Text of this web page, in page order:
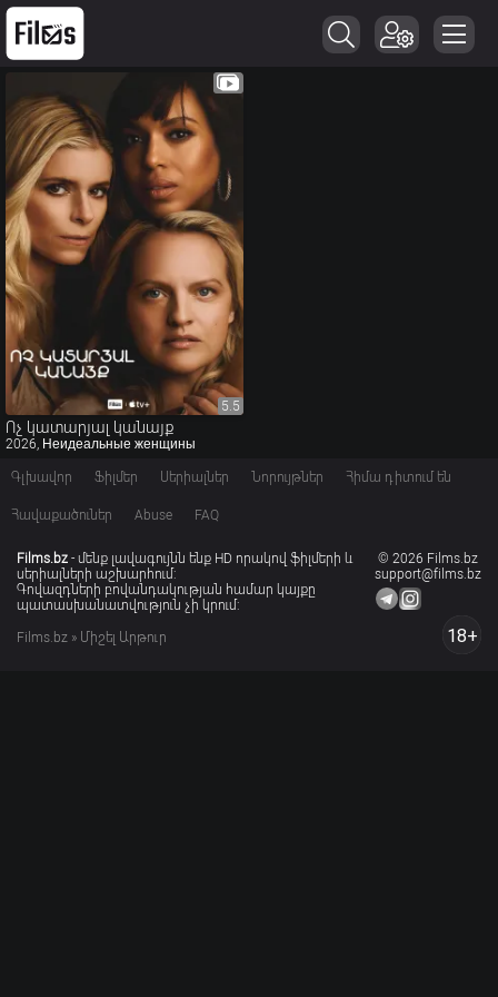
5.5
5.5
Ոչ կատարյալ կանայք
2026, Неидеальные женщины
Գլխավոր Ֆիլմեր Սերիալներ Նորույթներ Հիմա դիտում են
Հավաքածուներ Abuse FAQ
© 2026 Films.bz
support@films.bz
18+
Films.bz - մենք լավագույնն ենք HD որակով ֆիլմերի և
սերիալների աշխարհում:
Գովազդների բովանդակության համար կայքը
պատասխանատվություն չի կրում:
Films.bz » Միշել Արթուր